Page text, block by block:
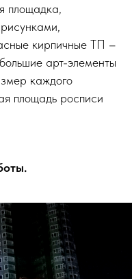
площадка,
кирпичные ТП –
арт-элементы
каждого
площадь росписи